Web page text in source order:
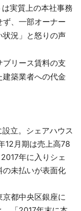
実質上の本社事務
、一部オーナー
況」と怒りの声
リース賃料の支
築業者への代金
立。シェアハウス
12月期は売上高78
年に入りシェ
未払いが表面化
都中央区銀座に